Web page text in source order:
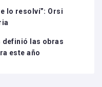
lo resolví”: Orsi
definió las obras
este año